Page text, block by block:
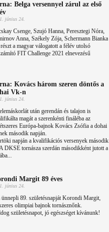
Belga versennyel zárul az első
június 24.
Csenge, Szujó Hanna, Peresztegi Nóra,
Anna, Székely Zója, Schermann Bianka
a magyar válogatott a félév utolsó
FIT Challenge 2021 elnevezésű
Kovács három szeren döntős a
Vk-n
június 24.
után gerendán és talajon is
magát a szerenkénti fináléba az
Európa-bajnok Kovács Zsófia a dohai
második napján.
napján a kvalifikációs versenyek második
DKSE tornásza szerdán másodikként jutott a
Margit 89 éves
június 24.
89. születésnapját Korondi Margit,
olimpiai bajnok tornásznőnk.
születésnapot, jó egészséget kívánunk!